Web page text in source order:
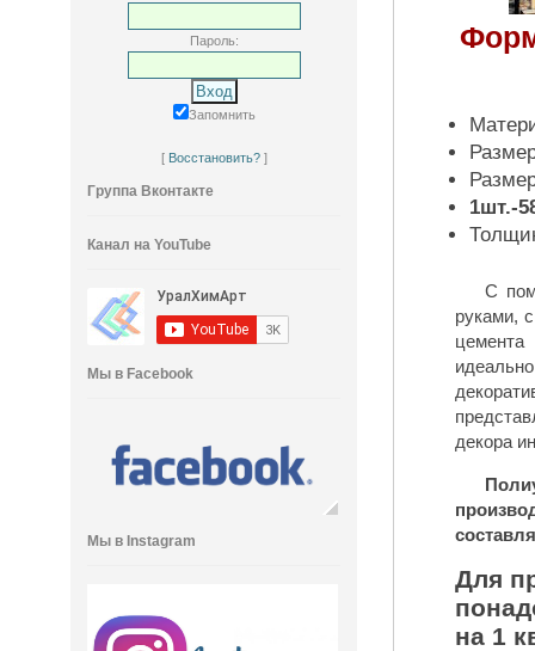
1шт.-
С
руками,
декоративного
представляет собой настенную облицовочную
декора
Для
на 1
Пароль:
Запомнить
[ Восстановить?]
Группа Вконтакте
Канал на YouTube
Мы в Facebook
Мы в Instagram